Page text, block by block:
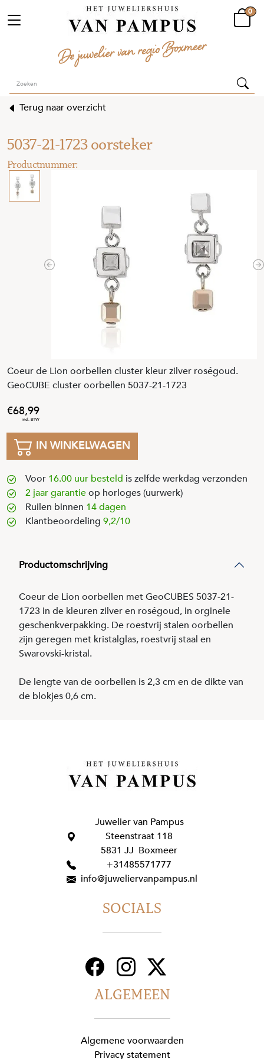
0
Terug naar overzicht
5037-21-1723 oorsteker
Previous
Coeur de Lion oorbellen cluster kleur zilver roségoud.
GeoCUBE cluster oorbellen 5037-21-1723
68,99
IN WINKELWAGEN
Voor 16.00 uur besteld is zelfde werkdag verzonden
2 jaar garantieop horloges (uurwerk)
Ruilen binnen 14 dagen
Klantbeoordeling 9,2/10
Productomschrijving
Coeur de Lion oorbellen met GeoCUBES 5037-21-
1723 in de kleuren zilver en roségoud, in orginele
geschenkverpakking. De roestvrij stalen oorbellen
zijn geregen met kristalglas, roestvrij staal en
Swarovski-kristal.
De lengte van de oorbellen is 2,3 cm en de dikte van
de blokjes 0,6 cm.
Juwelier van Pampus
Steenstraat 118
5831 JJ Boxmeer
+31485571777
info@juweliervanpampus.nl
ALGEMEEN
Algemene voorwaarden
Privacy statement
SOCIALS